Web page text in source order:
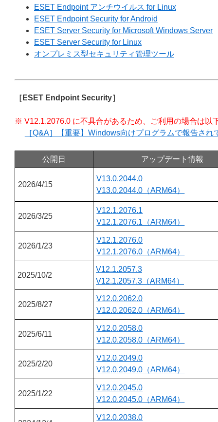
ESET Endpoint アンチウイルス for Linux
ESET Endpoint Security for Android
ESET Server Security for Microsoft Windows Server
ESET Server Security for Linux
オンプレミス型セキュリティ管理ツール
［ESET Endpoint Security］
※ V12.1.2076.0 に不具合があるため、ご利用の場合は以
［Q&A］【重要】Windows向けプログラムで報告さ
公開日 アップデート情報
2026/4/15
V13.0.2044.0
V13.0.2044.0（ARM64）
2026/3/25
V12.1.2076.1
V12.1.2076.1（ARM64）
2026/1/23
V12.1.2076.0
V12.1.2076.0（ARM64）
2025/10/2
V12.1.2057.3
V12.1.2057.3（ARM64）
2025/8/27
V12.0.2062.0
V12.0.2062.0（ARM64）
2025/6/11
V12.0.2058.0
V12.0.2058.0（ARM64）
2025/2/20
V12.0.2049.0
V12.0.2049.0（ARM64）
2025/1/22
V12.0.2045.0
V12.0.2045.0（ARM64）
V12.0.2038.0